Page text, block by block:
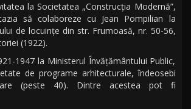
la Societatea „Construcţia Modernă”,
să colaboreze cu Jean Pompilian la
de locuinţe din str. Frumoasă, nr. 50-56,
(1922).
1947 la Ministerul Învăţământului Public,
de programe arhitecturale, îndeosebi
(peste 40). Dintre acestea pot fi